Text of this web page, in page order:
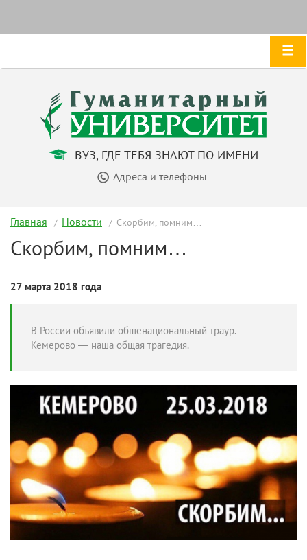
ВУЗ, ГДЕ ТЕБЯ ЗНАЮТ ПО ИМЕНИ
Адреса и телефоны
Главная Новости Скорбим, помним…
Скорбим, помним…
27 марта 2018 года
В России объявили общенациональный траур.
Кемерово — наша общая трагедия.